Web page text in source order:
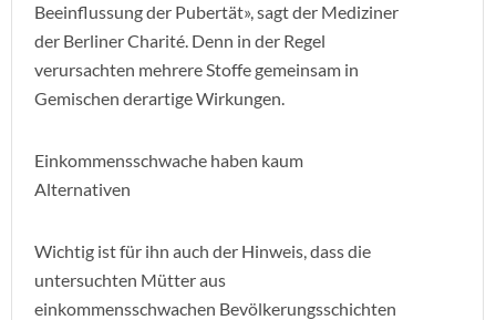
Beeinflussung der Pubertät», sagt der Mediziner
der Berliner Charité. Denn in der Regel
verursachten mehrere Stoffe gemeinsam in
Gemischen derartige Wirkungen.
Einkommensschwache haben kaum
Alternativen
Wichtig ist für ihn auch der Hinweis, dass die
untersuchten Mütter aus
einkommensschwachen Bevölkerungsschichten